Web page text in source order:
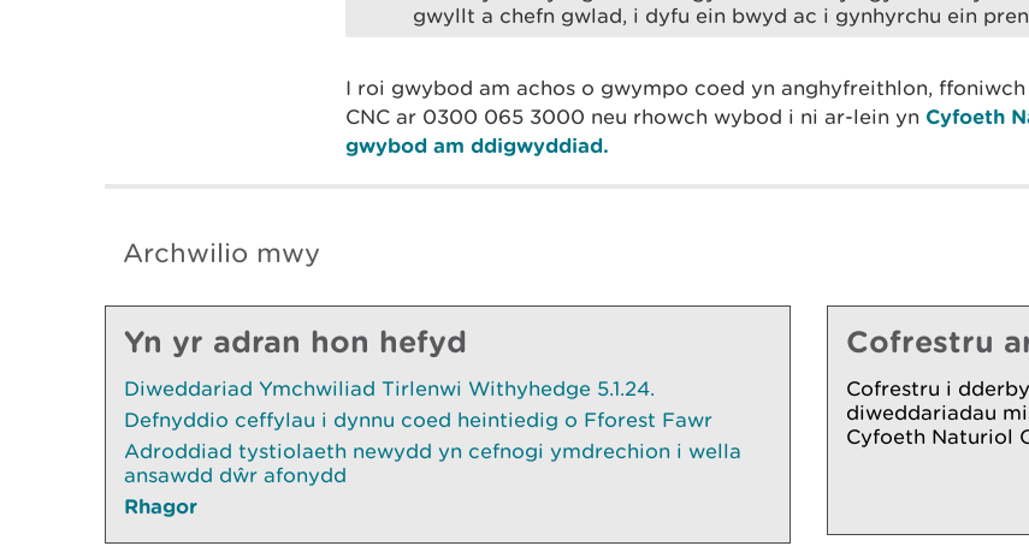
gwyllt a chefn gwlad, i dyfu ein bwyd ac i gynhyrchu ein
I roi gwybod am achos o gwympo coed yn anghyfreithlon,
CNC ar 0300 065 3000 neu rhowch wybod i ni ar-lein yn Cyfoeth
gwybod am ddigwyddiad.
Archwilio mwy
Yn yr adran hon hefyd
Diweddariad Ymchwiliad Tirlenwi Withyhedge 5.1.24.
Defnyddio ceffylau i dynnu coed heintiedig o Fforest Fawr
Adroddiad tystiolaeth newydd yn cefnogi ymdrechion i wella
ansawdd dŵr afonydd
Rhagor
Cofrestru
Cofrestru i
diweddariadau
Cyfoeth Naturiol